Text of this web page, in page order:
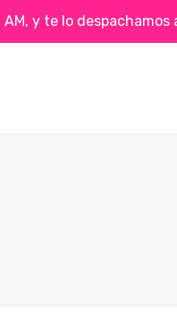
y te lo despachamos